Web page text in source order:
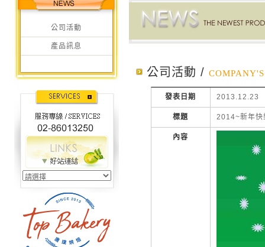
公司活動
產品訊息
公司活動 /
發表日期 2013.12.23
標題 2014~新年快
內容